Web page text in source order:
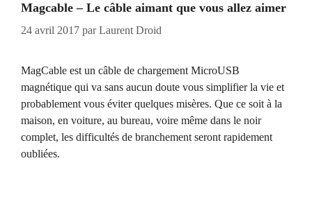
Magcable – Le câble aimant que vous allez aimer
24 avril 2017 parLaurent Droid
MagCable est un câble de chargement MicroUSB
magnétique qui va sans aucun doute vous simplifier la vie et
probablement vous éviter quelques misères. Que ce soit à la
maison, en voiture, au bureau, voire même dans le noir
complet, les difficultés de branchement seront rapidement
oubliées.